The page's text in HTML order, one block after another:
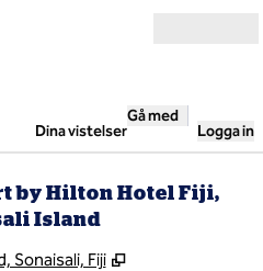
Dina vistelser
Gå med
Logga in
by Hilton Hotel Fiji,
Island
Sonaisali, Fiji ,